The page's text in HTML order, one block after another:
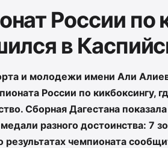
России по
в
и молодежи имени Али
России по кикбоксингу,
Сборная Дагестана
разного достоинства: 7
результатах чемпионата